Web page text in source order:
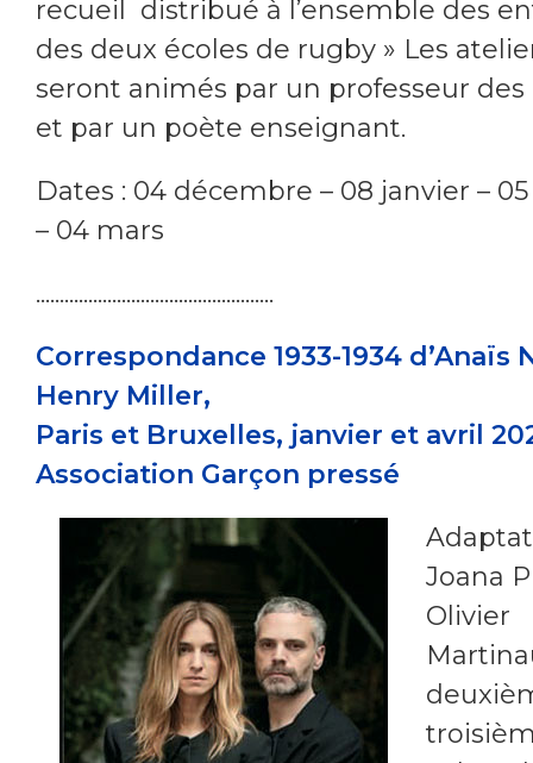
recueil distribué à l’ensemble des
des deux écoles de rugby » Les
seront animés par un professeur des
et par un poète enseignant.
Dates : 04 décembre – 08 janvier –
– 04 mars
..................................................
Correspondance 1933-1934 d’Anaïs
Henry Miller,
Paris et Bruxelles, janvier et avril
Association Garçon pressé
Joana
Olivier